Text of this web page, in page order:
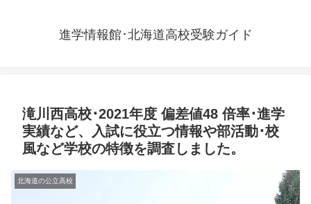
進学情報館･北海道高校受験ガイド
滝川西高校･2021年度 偏差値48 倍率･進学
実績など、入試に役立つ情報や部活動･校
風など学校の特徴を調査しました。
北海道の公立高校